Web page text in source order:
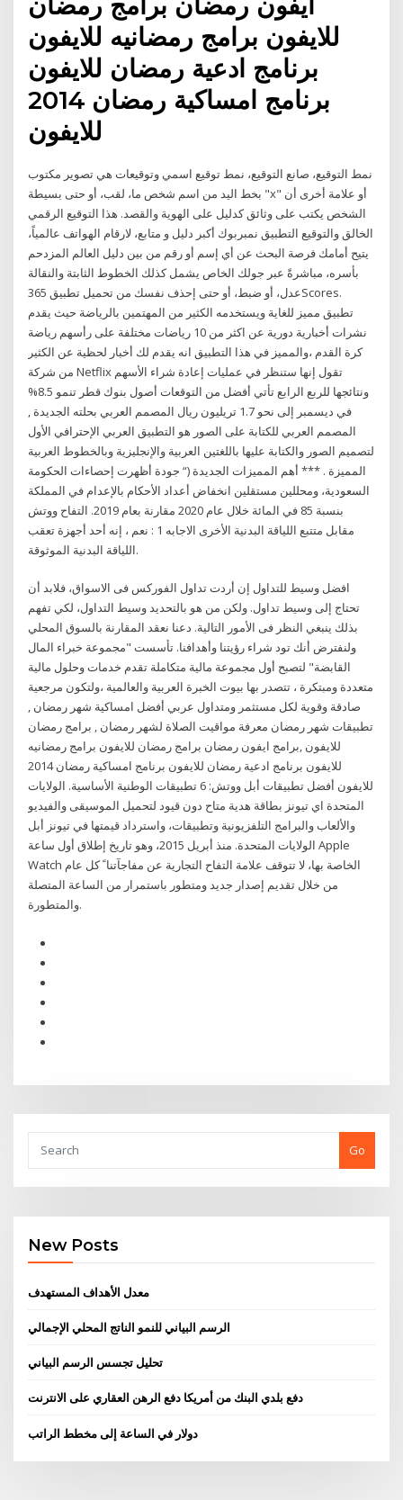
للايفون برامج رمضانيه للايفون
برنامج ادعية رمضان للايفون
برنامج امساكية رمضان 2014
للايفون
نمط التوقيع، صانع التوقيع، نمط توقيع اسمي وتوقيعات هي تصوير مكتوب
بخط اليد من اسم شخص ما، لقب، أو حتى بسيطة "x" أو علامة أخرى أن
الشخص يكتب على وثائق كدليل على الهوية والقصد. هذا التوقيع الرقمي
الخالق والتوقيع التطبيق نمبربوك أكبر دليل و متابع، لارقام الهواتف عالمياً،
يتيح أمامك فرصة البحث عن أي إسم أو رقم من بين دليل العالم المزدحم
بأسره، مباشرةً عبر جولك الخاص يشمل كذلك الخطوط الثابتة والنقالة
عدل، أو ضبط، أو حتى إحذف نفسك من تحميل تطبيق 365Scores.
تطبيق مميز للغاية ويستخدمه الكثير من المهتمين بالرياضة حيث يقدم
نشرات أخبارية دورية عن اكثر من 10 رياضات مختلفة على رأسهم رياضة
كرة القدم ،والمميز في هذا التطبيق انه يقدم لك أخبار لحظية عن الكثير
من شركة Netflix تقول إنها ستنظر في عمليات إعادة شراء الأسهم
ونتائجها للربع الرابع تأتي أفضل من التوقعات أصول بنوك قطر تنمو 8.5%
في ديسمبر إلى نحو 1.7 تريليون ريال المصمم العربي بحلته الجديدة ,
المصمم العربي للكتابة على الصور هو التطبيق العربي الإحترافي الأول
لتصميم الصور والكتابة عليها باللغتين العربية والإنجليزية وبالخطوط العربية
المميزة . *** أهم المميزات الجديدة (“ جودة أظهرت إحصاءات الحكومة
السعودية، ومحللين مستقلين انخفاض أعداد الأحكام بالإعدام في المملكة
بنسبة 85 في المائة خلال عام 2020 مقارنة بعام 2019. التفاح ووتش
مقابل متتبع اللياقة البدنية الأخرى الاجابه 1 : نعم ، إنه أحد أجهزة تعقب
اللياقة البدنية الموثوقة.
افضل وسيط للتداول إن أردت تداول الفوركس فى الاسواق، فلابد أن
تحتاج إلى وسيط تداول. ولكن من هو بالتحديد وسيط التداول، لكي تفهم
بذلك ينبغي النظر فى الأمور التالية. دعنا نعقد المقارنة بالسوق المحلي
ولنفترض أنك تود شراء رؤيتنا وأهدافنا. تأسست "مجموعة خبراء المال
القابضة" لتصبح أول مجموعة مالية متكاملة تقدم خدمات وحلول مالية
متعددة ومبتكرة ، تتصدر بها بيوت الخبرة العربية والعالمية ،ولتكون مرجعية
صادقة وقوية لكل مستثمر ومتداول عربي أفضل امساكية شهر رمضان ,
تطبيقات شهر رمضان معرفة مواقيت الصلاة لشهر رمضان , برامج رمضان
للايفون ,برامج ايفون رمضان برامج رمضان للايفون برامج رمضانيه
للايفون برنامج ادعية رمضان للايفون برنامج امساكية رمضان 2014
للايفون أفضل تطبيقات أبل ووتش: 6 تطبيقات الوطنية الأساسية. الولايات
المتحدة اي تيونز بطاقة هدية متاح دون قيود لتحميل الموسيقى والفيديو
والألعاب والبرامج التلفزيونية وتطبيقات، واسترداد قيمتها في تيونز أبل
الولايات المتحدة. منذ أبريل 2015، وهو تاريخ إطلاق أول ساعة Apple
Watch الخاصة بها، لا تتوقف علامة التفاح التجارية عن مفاجآتنا ً كل عام
من خلال تقديم إصدار جديد ومتطور باستمرار من الساعة المتصلة
والمتطورة.
Go
New Posts
معدل الأهداف المستهدف
الرسم البياني للنمو الناتج المحلي الإجمالي
تحليل تجسس الرسم البياني
دفع بلدي البنك من أمريكا دفع الرهن العقاري على الانترنت
دولار في الساعة إلى مخطط الراتب